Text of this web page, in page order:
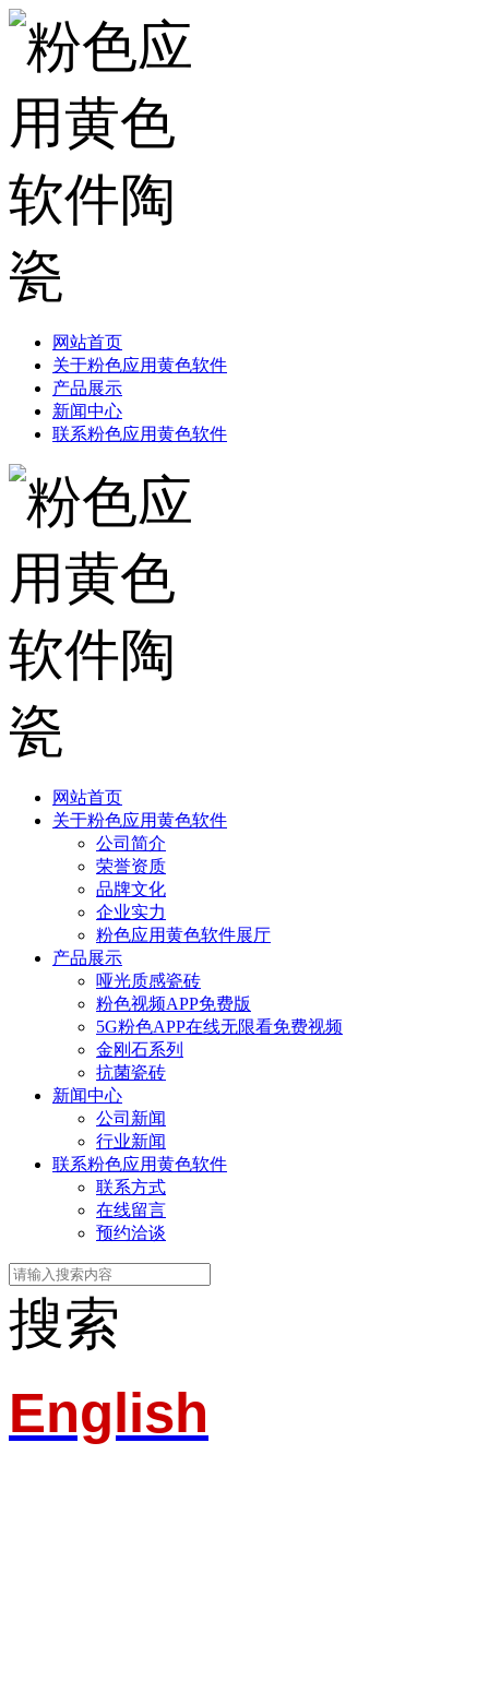
网站首页
关于粉色应用黄色软件
产品展示
新闻中心
联系粉色应用黄色软件
网站首页
关于粉色应用黄色软件
公司简介
荣誉资质
品牌文化
企业实力
粉色应用黄色软件展厅
产品展示
哑光质感瓷砖
粉色视频APP免费版
5G粉色APP在线无限看免费视频
金刚石系列
抗菌瓷砖
新闻中心
公司新闻
行业新闻
联系粉色应用黄色软件
联系方式
在线留言
预约洽谈
搜索
English